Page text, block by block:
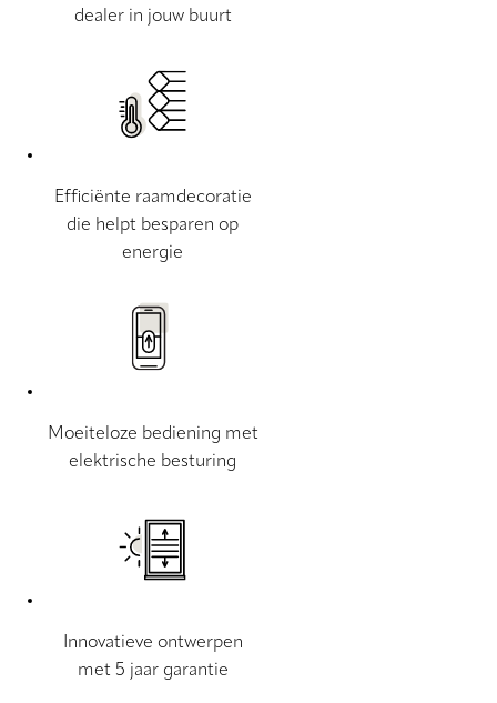
dealer in jouw buurt
Efficiënte raamdecoratie
die helpt besparen op
energie
Moeiteloze bediening met
elektrische besturing
Innovatieve ontwerpen
met 5 jaar garantie